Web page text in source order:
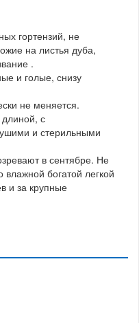
гортензий, не
на листья дуба,
.
и голые, снизу
не меняется.
с
и стерильными
в сентябре. Не
влажной богатой легкой
и за крупные